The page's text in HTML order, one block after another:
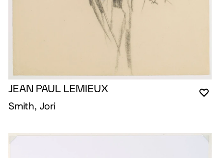
JEAN PAUL LEMIEUX
Smith, Jori